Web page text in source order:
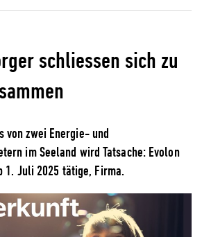
schliessen sich zu
von zwei Energie- und
im Seeland wird Tatsache: Evolon
1. Juli 2025 tätige, Firma.